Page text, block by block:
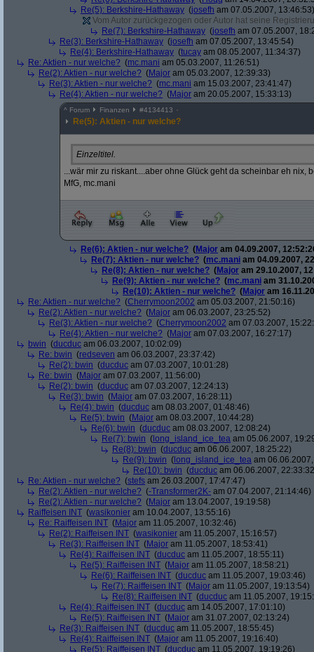
Re(5): Berkshire-Hathaway (josefh am 07.05.2007, 13:46:53)
Vom Autor zurückgezogen oder Autor hat seine
Re(7): Berkshire-Hathaway (josefh am 07.05.2007,
Re(3): Berkshire-Hathaway (josefh am 07.05.2007, 13:45:54)
Re(4): Berkshire-Hathaway (tucay am 08.05.2007, 11:34:37)
Re: Aktien - nur welche? (mc.mani am 05.03.2007, 11:26:51)
Re(2): Aktien - nur welche? (Major am 05.03.2007, 12:39:33)
Re(3): Aktien - nur welche? (mc.mani am 15.03.2007, 23:41:47)
Re(4): Aktien - nur welche? (Major am 20.05.2007, 15:33:13)
^ Forum Finanzen #4134413
Re(5): Aktien - nur welche?
Einzeltitel.
...wär mir zu riskant....aber ohne Glück geht da scheinbar eh nix,
MfG, mc.mani
Re(6): Aktien - nur welche? (Major am 04.09.2007,
Re(7): Aktien - nur welche? (mc.mani am 04.09.2007,
Re(8): Aktien - nur welche? (Major am 29.10.2007,
Re(9): Aktien - nur welche? (mc.mani am
Re(10): Aktien - nur welche? (Major am
Re: Aktien - nur welche? (Cherrymoon2002 am 05.03.2007, 21:50:16)
Re(2): Aktien - nur welche? (Major am 06.03.2007, 23:25:52)
Re(3): Aktien - nur welche? (Cherrymoon2002 am 07.03.2007,
Re(4): Aktien - nur welche? (Major am 07.03.2007, 16:27:17)
bwin (ducduc am 06.03.2007, 10:02:09)
Re: bwin (redseven am 06.03.2007, 23:37:42)
Re(2): bwin (ducduc am 07.03.2007, 10:01:28)
Re: bwin (Major am 07.03.2007, 11:56:00)
Re(2): bwin (ducduc am 07.03.2007, 12:24:13)
Re(3): bwin (Major am 07.03.2007, 16:28:11)
Re(4): bwin (ducduc am 08.03.2007, 01:48:46)
Re(5): bwin (Major am 08.03.2007, 10:44:28)
Re(6): bwin (ducduc am 08.03.2007, 12:08:24)
Re(7): bwin ( long_island_ice_tea am 05.06.2007,
Re(8): bwin (ducduc am 06.06.2007, 18:25:22)
Re(9): bwin ( long_island_ice_tea am
Re(10): bwin (ducduc am 06.06.2007,
Re: Aktien - nur welche? (stefs am 26.03.2007, 17:47:47)
Re(2): Aktien - nur welche? (-Transformer2K- am 07.04.2007, 21:14:46)
Re(2): Aktien - nur welche? (Major am 13.04.2007, 19:19:58)
Raiffeisen INT (wasikonier am 10.04.2007, 13:55:16)
Re: Raiffeisen INT (Major am 11.05.2007, 10:32:46)
Re(2): Raiffeisen INT (wasikonier am 11.05.2007, 15:16:57)
Re(3): Raiffeisen INT (Major am 11.05.2007, 18:53:41)
Re(4): Raiffeisen INT (ducduc am 11.05.2007, 18:55:11)
Re(5): Raiffeisen INT (Major am 11.05.2007, 18:58:21)
Re(6): Raiffeisen INT (ducduc am 11.05.2007, 19:03:46)
Re(7): Raiffeisen INT (Major am 11.05.2007, 19:13:54)
Re(8): Raiffeisen INT (ducduc am 11.05.2007,
Re(4): Raiffeisen INT (ducduc am 14.05.2007, 17:01:10)
Re(5): Raiffeisen INT (Major am 31.07.2007, 02:13:24)
Re(3): Raiffeisen INT (ducduc am 11.05.2007, 18:55:45)
Re(4): Raiffeisen INT (Major am 11.05.2007, 19:16:40)
Re(5): Raiffeisen INT (ducduc am 11.05.2007, 19:19:26)